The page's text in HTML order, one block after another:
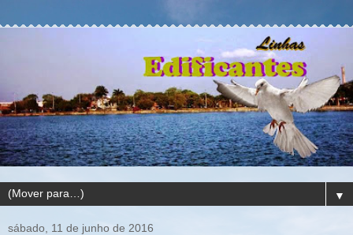
▼
sábado, 11 de junho de 2016